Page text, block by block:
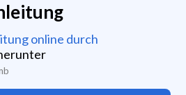
online durch